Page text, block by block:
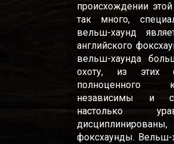
происхождении
так много,
вельш-хаунд
английского
вельш-хаунда
охоту, из этих
полноценного
независимы и
настолько
фоксхаунды. Вельш-